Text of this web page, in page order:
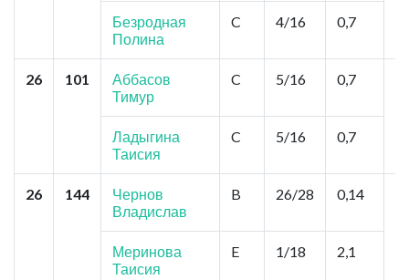
Безродная
Полина
C 4/16 0,7
26 101
Аббасов
Тимур
C 5/16 0,7
Ладыгина
Таисия
C 5/16 0,7
26 144
Чернов
Владислав
B 26/28 0,14
Меринова
Таисия
E 1/18 2,1